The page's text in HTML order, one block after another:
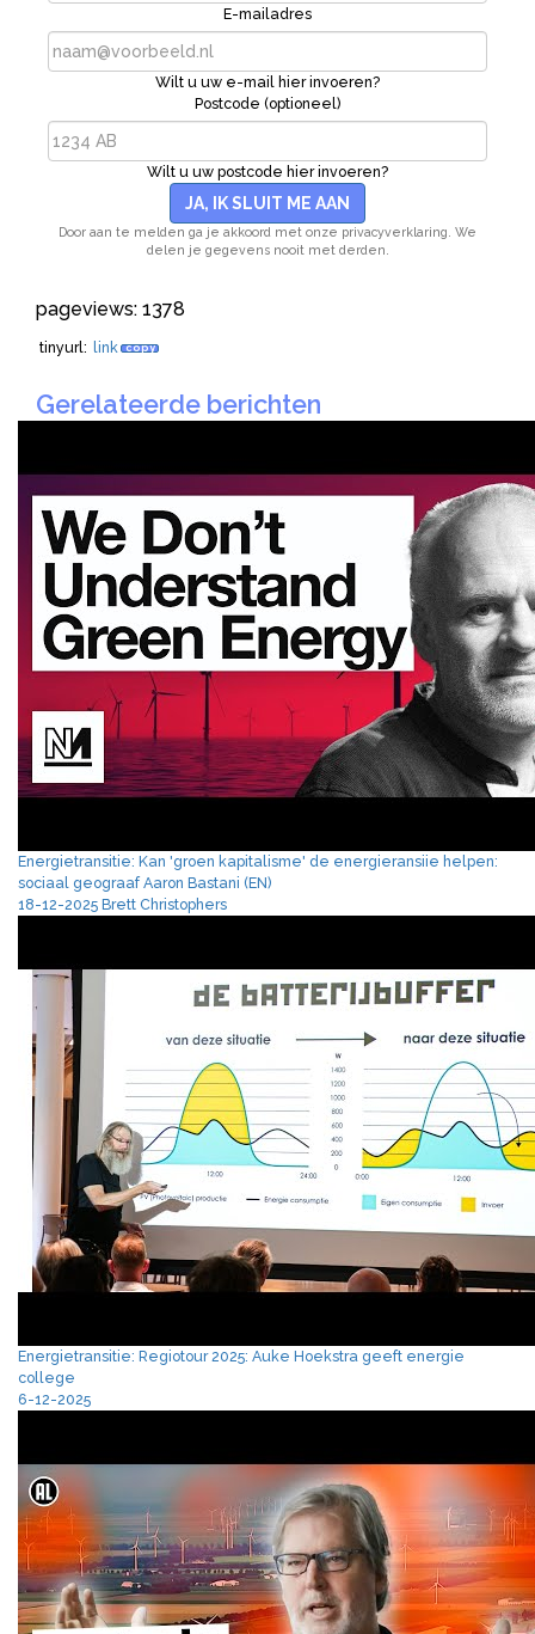
E-mailadres
Wilt u uw e-mail hier invoeren?
Postcode (optioneel)
Wilt u uw postcode hier invoeren?
JA, IK SLUIT ME AAN
Door aan te melden ga je akkoord met onze privacyverklaring. We
delen je gegevens nooit met derden.
pageviews: 1378
tinyurl: link copy
Gerelateerde berichten
Energietransitie: Kan 'groen kapitalisme' de energieransiie helpen:
sociaal geograaf Aaron Bastani (EN)
18-12-2025 Brett Christophers
Energietransitie: Regiotour 2025: Auke Hoekstra geeft energie
college
6-12-2025